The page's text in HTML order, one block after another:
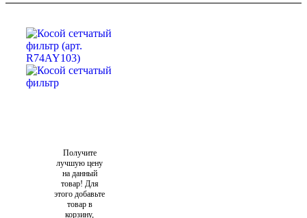
Получите
лучшую цену
на данный
товар! Для
этого добавьте
товар в
корзину,